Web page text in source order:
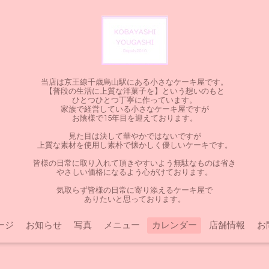
当店は京王線千歳烏山駅にある小さなケーキ屋です。
【普段の生活に上質な洋菓子を】という想いのもと
ひとつひとつ丁寧に作っています。
家族で経営している小さなケーキ屋ですが
お陰様で15年目を迎えております。
見た目は決して華やかではないですが
上質な素材を使用し素朴で懐かしく優しいケーキです。
皆様の日常に取り入れて頂きやすいよう無駄なものは省き
やさしい価格になるよう心がけております。
気取らず皆様の日常に寄り添えるケーキ屋で
ありたいと思っております。
ジ お知らせ 写真 メニュー カレンダー 店舗情報 お